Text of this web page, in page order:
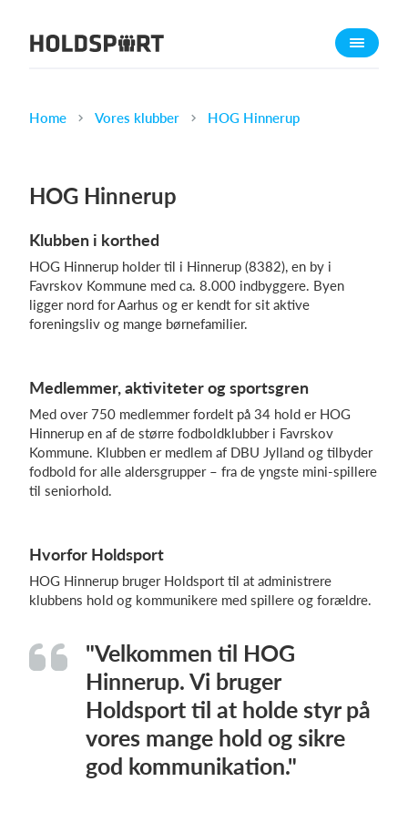
Om Holdsport
Kalender
Kontingentopkrævning
Hjemmeside
Webshop
Hvad koster det?
Log på
Home Vores klubber HOG Hinnerup
HOG Hinnerup
Klubben i korthed
HOG Hinnerup holder til i Hinnerup (8382), en by i
Favrskov Kommune med ca. 8.000 indbyggere. Byen
ligger nord for Aarhus og er kendt for sit aktive
foreningsliv og mange børnefamilier.
Medlemmer, aktiviteter og sportsgren
Med over 750 medlemmer fordelt på 34 hold er HOG
Hinnerup en af de større fodboldklubber i Favrskov
Kommune. Klubben er medlem af DBU Jylland og tilbyder
fodbold for alle aldersgrupper – fra de yngste mini-spillere
til seniorhold.
Hvorfor Holdsport
HOG Hinnerup bruger Holdsport til at administrere
klubbens hold og kommunikere med spillere og forældre.
"Velkommen til HOG
Hinnerup. Vi bruger
Holdsport til at holde styr på
vores mange hold og sikre
god kommunikation."